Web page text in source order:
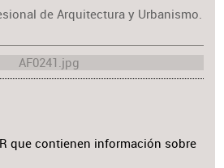
de Arquitectura y Urbanismo.
que contienen información sobre